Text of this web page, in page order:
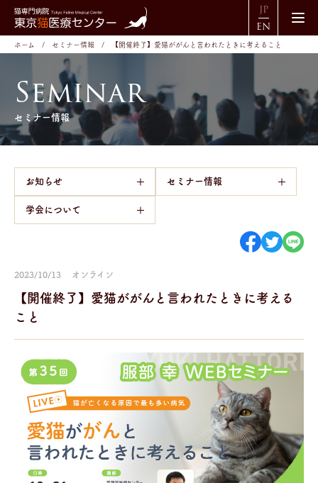
JP
EN
Seminar
セミナー情報
ホーム セミナー情報 【開催終了】愛猫ががんと言われたときに考えること
お知らせ セミナー情報
学会について
2023/10/13 オンライン
【開催終了】愛猫ががんと言われたときに考える
こと